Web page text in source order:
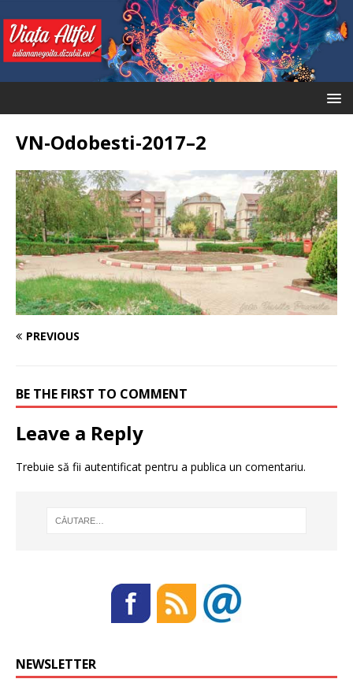
VN-Odobesti-2017–2
PREVIOUS
BE THE FIRST TO COMMENT
Leave a Reply
Trebuie să fii autentificat pentru a publica un comentariu.
NEWSLETTER